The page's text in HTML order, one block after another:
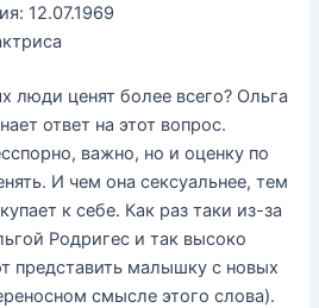
12.07.1969
люди ценят более всего? Ольга
ответ на этот вопрос.
важно, но и оценку по
И чем она сексуальнее, тем
к себе. Как раз таки из-за
Родригес и так высоко
представить малышку с новых
смысле этого слова).